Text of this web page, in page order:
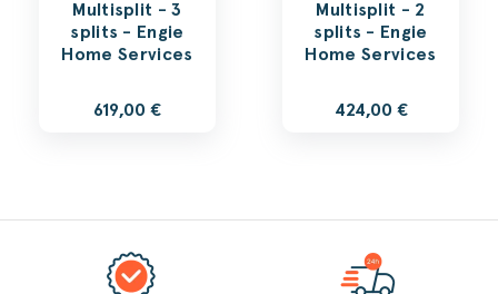
Multisplit - 3
splits - Engie
Home Services
619,00 €
Multisplit - 2
splits - Engie
Home Services
424,00 €